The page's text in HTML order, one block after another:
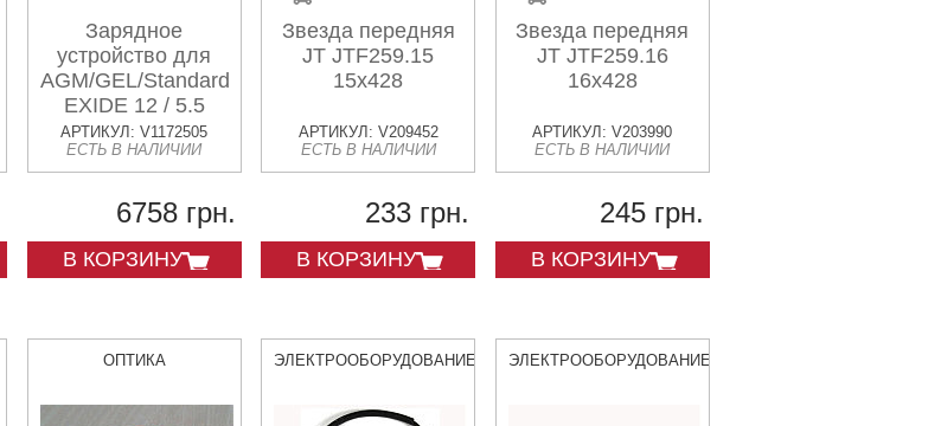
Зарядное
устройство для
AGM/GEL/Standard
EXIDE 12 / 5.5
АРТИКУЛ: V1172505
ЕСТЬ В НАЛИЧИИ
6758 грн.
В КОРЗИНУ
Звезда передняя
JT JTF259.15
15x428
АРТИКУЛ: V209452
ЕСТЬ В НАЛИЧИИ
233 грн.
В КОРЗИНУ
Звезда передняя
JT JTF259.16
16x428
АРТИКУЛ: V203990
ЕСТЬ В НАЛИЧИИ
245 грн.
В КОРЗИНУ
ОПТИКА ЭЛЕКТРООБОРУДОВАНИЕ ЭЛЕКТРООБОРУДОВАНИЕ